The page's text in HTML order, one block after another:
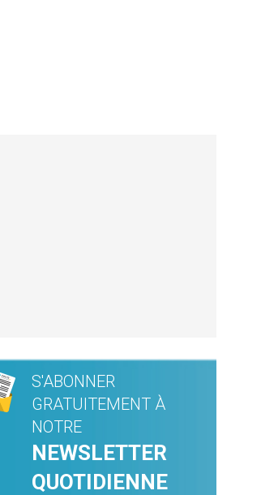
S'ABONNER
GRATUITEMENT À
NOTRE
NEWSLETTER
QUOTIDIENNE